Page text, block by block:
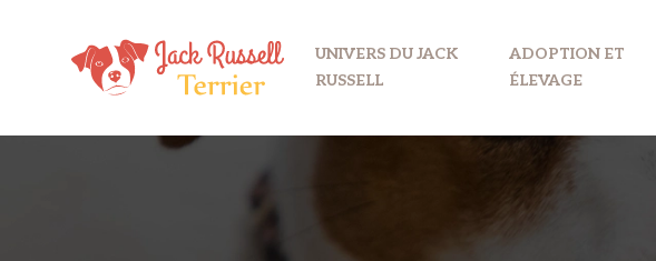
UNIVERS DU JACK
RUSSELL
ADOPTION ET
ÉLEVAGE